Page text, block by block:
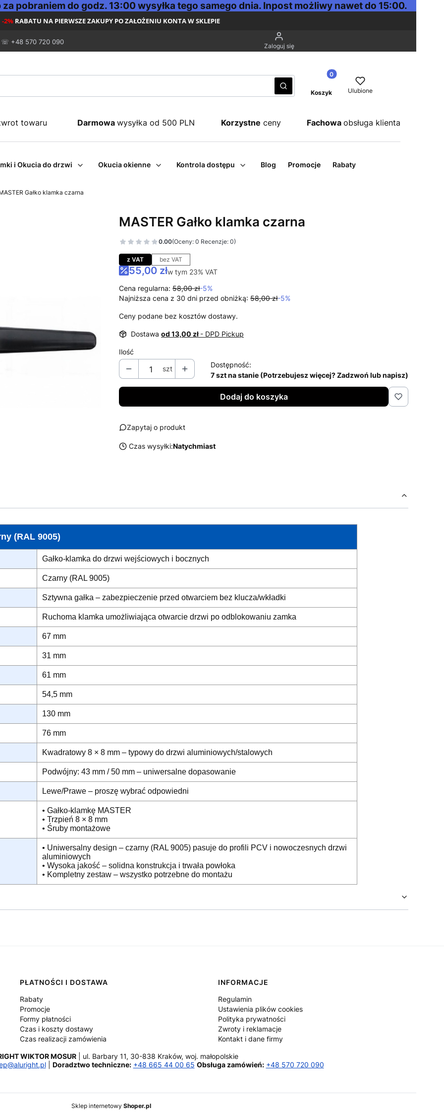
pobraniem do godz. 13:00 wysyłka tego samego dnia. Inpost możliwy nawet do 15:00.
-2% RABATU NA PIERWSZE ZAKUPY PO ZAŁOŻENIU KONTA W SKLEPIE
☏ +48 570 720 090 Zaloguj się
WyczyśćSzukaj
Produkty w koszyku: 0. Zobacz
Koszyk Ulubione
towaru Darmowa wysyłka od 500 PLN Korzystne ceny Fachowa obsługa klienta
i Okucia do drzwi Okucia okienne Kontrola dostępu Blog Promocje Rabaty
Gałko klamka czarna
MASTER Gałko klamka czarna
0.00(Oceny: 0 Recenzje: 0)
Przejdź do sekcji Opinie
z VAT bez VAT
55,00 złw tym 23% VAT
w tym 23% VAT
Cena regularna: 58,00 zł-5%
Najniższa cena z 30 dni przed obniżką: 58,00 zł-5%
Ceny podane bez kosztów dostawy.
Dostawa od 13,00 zł - DPD Pickup
Ilość
szt
Dostępność:
7 szt na stanie (Potrzebujesz więcej? Zadzwoń lub napisz)
Dodaj do koszyka
Zapytaj o produkt
Czas wysyłki:Natychmiast
(RAL 9005)
Gałko-klamka do drzwi wejściowych i bocznych
Czarny (RAL 9005)
Sztywna gałka – zabezpieczenie przed otwarciem bez klucza/wkładki
Ruchoma klamka umożliwiająca otwarcie drzwi po odblokowaniu zamka
67 mm
31 mm
61 mm
54,5 mm
130 mm
76 mm
Kwadratowy 8 × 8 mm – typowy do drzwi aluminiowych/stalowych
Podwójny: 43 mm / 50 mm – uniwersalne dopasowanie
Lewe/Prawe – proszę wybrać odpowiedni
• Gałko-klamkę MASTER
• Trzpień 8 × 8 mm
• Śruby montażowe
• Uniwersalny design – czarny (RAL 9005) pasuje do profili PCV i nowoczesnych drzwi
aluminiowych
• Wysoka jakość – solidna konstrukcja i trwała powłoka
• Kompletny zestaw – wszystko potrzebne do montażu
PŁATNOŚCI I DOSTAWA
Rabaty
Promocje
Formy płatności
Czas i koszty dostawy
Czas realizacji zamówienia
INFORMACJE
Regulamin
Ustawienia plików cookies
Polityka prywatności
Zwroty i reklamacje
Kontakt i dane firmy
WIKTOR MOSUR ul. Barbary 11, 30-838 Kraków, woj. małopolskie
Doradztwo techniczne: +48 665 44 00 65 Obsługa zamówień: +48 570 720 090
Sklep internetowy Shoper.pl